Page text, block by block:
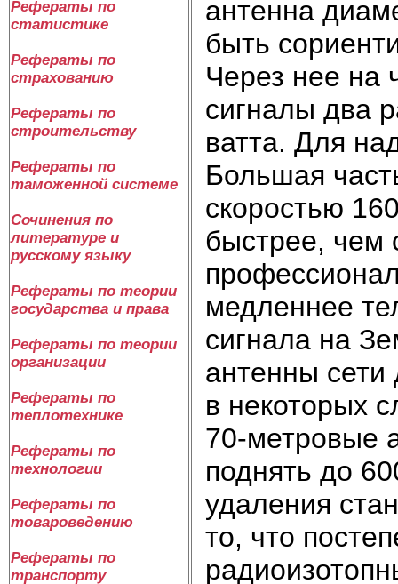
Рефераты по
статистике
Рефераты по
страхованию
Рефераты по
строительству
Рефераты по
таможенной системе
Сочинения по
литературе и
русскому языку
Рефераты по теории
государства и права
Рефераты по теории
организации
Рефераты по
теплотехнике
Рефераты по
технологии
Рефераты по
товароведению
Рефераты по
транспорту
антенна
быть
Через нее на
сигналы два
ватта. Для
Большая
скоростью
быстрее, чем
медленнее
сигнала на
антенны сети
в некоторых
70-метровые
поднять до
удаления
то, что